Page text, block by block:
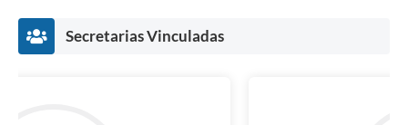
Secretarias Vinculadas